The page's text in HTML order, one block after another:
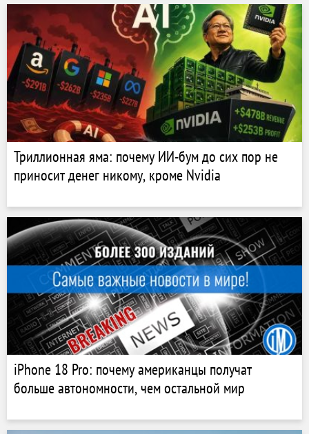
Триллионная яма: почему ИИ-бум до сих пор не
приносит денег никому, кроме Nvidia
iPhone 18 Pro: почему американцы получат
больше автономности, чем остальной мир